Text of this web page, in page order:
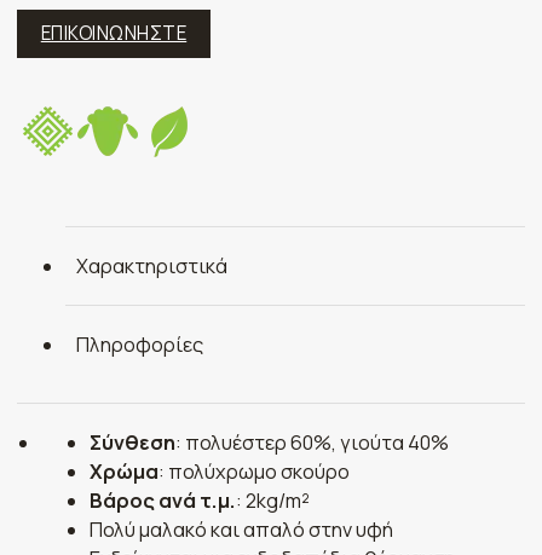
ΕΠΙΚΟΙΝΩΝΗΣΤΕ
Χαρακτηριστικά
Πληροφορίες
Σύνθεση: πολυέστερ 60%, γιούτα 40%
Χρώμα: πολύχρωμο σκούρο
Βάρος ανά τ.μ.: 2kg/m²
Πολύ μαλακό και απαλό στην υφή